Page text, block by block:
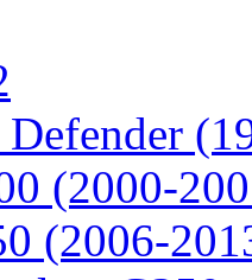
(2000-
(2006-